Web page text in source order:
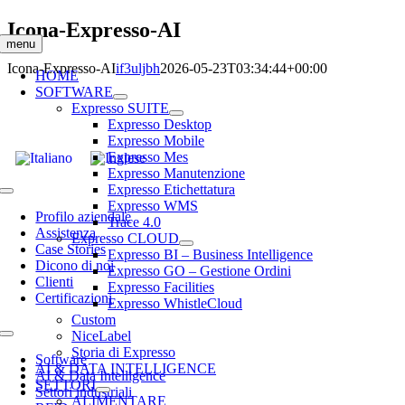
Salta
al
contenuto
menu
HOME
SOFTWARE
Expresso SUITE
Expresso Desktop
Expresso Mobile
Expresso Mes
Expresso Manutenzione
Expresso Etichettatura
Expresso WMS
Trace 4.0
Expresso CLOUD
Expresso BI – Business Intelligence
Expresso GO – Gestione Ordini
Expresso Facilities
Expresso WhistleCloud
Custom
NiceLabel
Storia di Expresso
AI & DATA INTELLIGENCE
SETTORI
ALIMENTARE
Icona-Expresso-AI
Icona-Expresso-AIif3uljbh2026-05-23T03:34:44+00:00
Toggle
NavigationProfilo aziendale
Assistenza
Case Stories
Dicono di noi
Clienti
Certificazioni
Toggle
NavigationSoftware
AI & Data Intelligence
Settori industriali